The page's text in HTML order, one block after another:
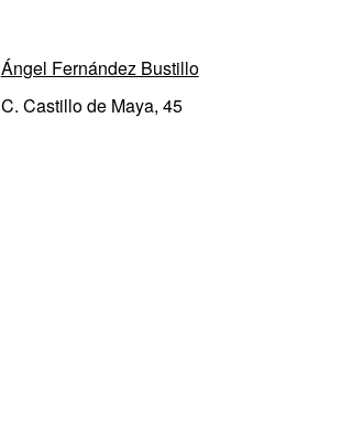
Ángel Fernández Bustillo
C. Castillo de Maya, 45